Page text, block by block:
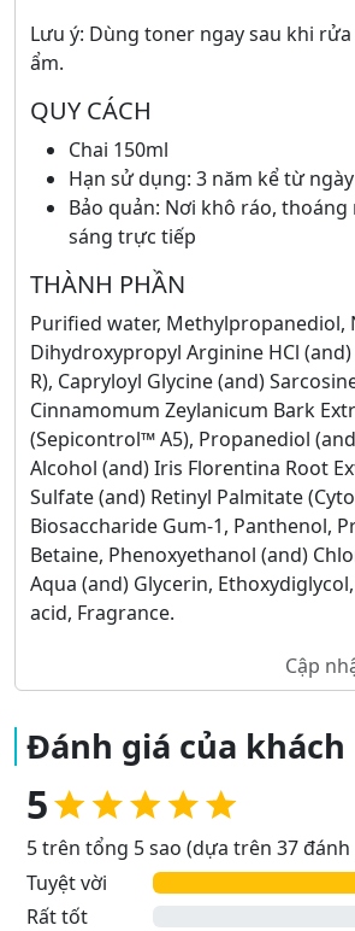
Lưu ý: Dùng toner ngay sau khi
ẩm.
QUY CÁCH
Chai 150ml
Hạn sử dụng: 3 năm kể từ
Bảo quản: Nơi khô ráo,
sáng trực tiếp
THÀNH PHẦN
Purified water, Methylpropanediol,
Dihydroxypropyl Arginine HCl
R), Capryloyl Glycine (and)
Cinnamomum Zeylanicum Bark
(Sepicontrol™ A5), Propanediol
Alcohol (and) Iris Florentina Root
Sulfate (and) Retinyl Palmitate
Biosaccharide Gum-1, Panthenol,
Betaine, Phenoxyethanol (and)
Aqua (and) Glycerin,
acid, Fragrance.
Cập
Đánh giá của khách
5
5 trên tổng 5 sao (dựa trên 37 đánh
Tuyệt vời
Rất tốt